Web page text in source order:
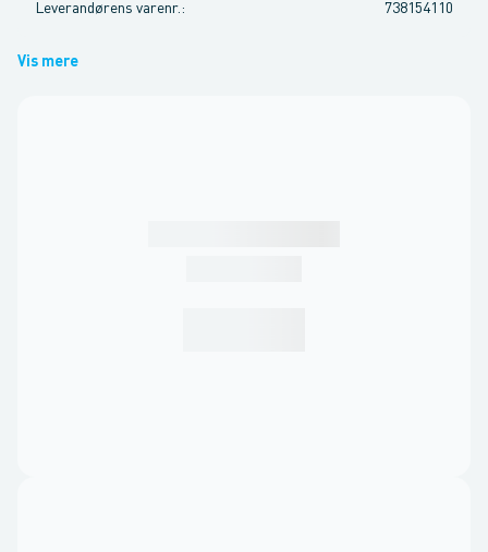
Leverandørens varenr. : 738154110
Vis mere